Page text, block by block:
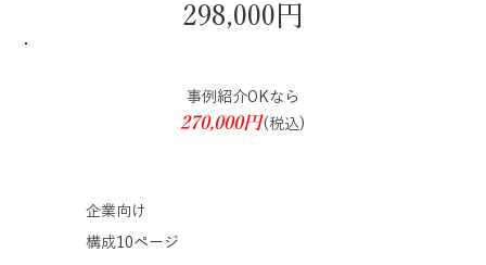
298,000円
事例紹介OKなら
270,000円(税込)
企業向け
構成10ページ